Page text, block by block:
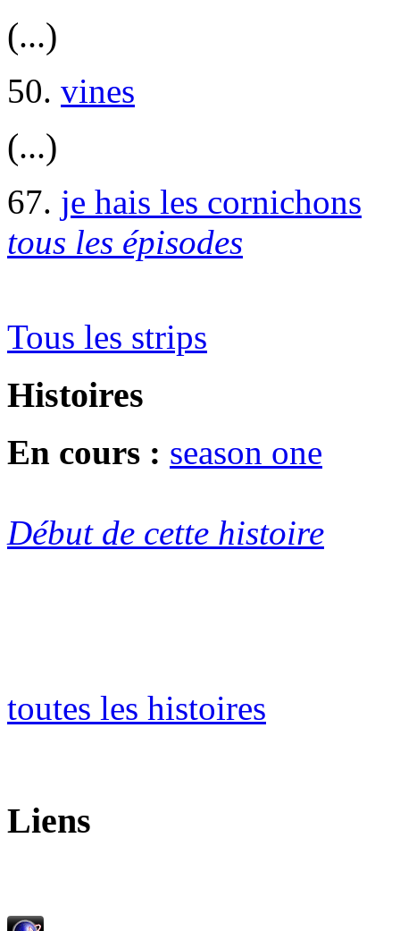
(...)
50. vines
(...)
67. je hais les cornichons
tous les épisodes
Tous les strips
Histoires
En cours : season one
Début de cette histoire
toutes les histoires
Liens